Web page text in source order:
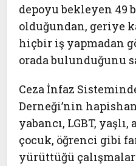
depoyu bekleyen
olduğundan, geriye
hiçbir iş yapmadan
orada bulunduğunu
Ceza İnfaz
Derneği’nin
yabancı, LGBT, yaşlı,
çocuk, öğrenci gibi
yürüttüğü